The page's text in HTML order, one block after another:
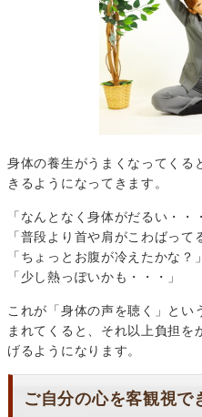
身体の養生がうまくなってくる
きるようになってきます。
「なんとなく身体がだるい・・
「普段より首や肩がこわばって
「ちょっとお腹が冷えたかな？」
「少し熱っぽいかも・・・」
これが「身体の声を聴く」とい
まれてくると、それ以上負担
げるようになります。
ご自分の心を客観視で